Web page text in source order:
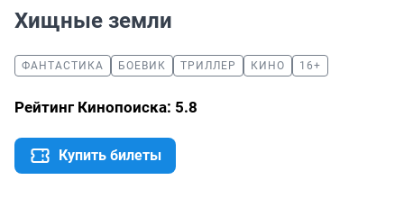
Хищные земли
ФАНТАСТИКА БОЕВИК ТРИЛЛЕР КИНО 16+
Рейтинг Кинопоиска: 5.8
Купить билеты